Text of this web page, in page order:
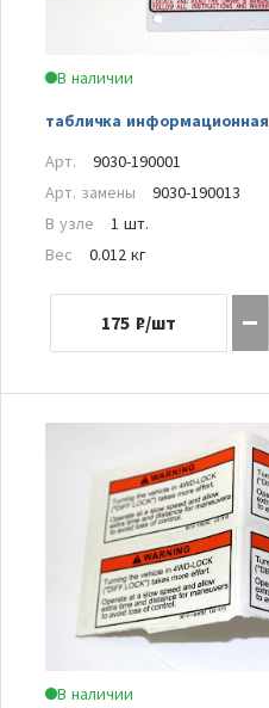
В наличии
табличка информационная
Арт.
9030-190001
Арт. замены
9030-190013
В узле
1 шт.
Вес
0.012 кг
175 ₽/шт
В наличии